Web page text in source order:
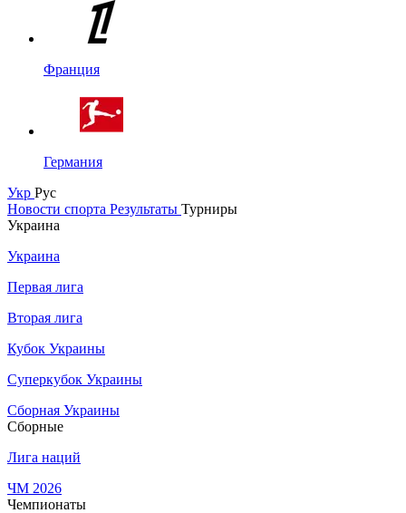
Франция
Германия
Укр Рус
Новости спорта Результаты Турниры
Украина
Украина
Первая лига
Вторая лига
Кубок Украины
Суперкубок Украины
Сборная Украины
Сборные
Лига наций
ЧМ 2026
Чемпионаты